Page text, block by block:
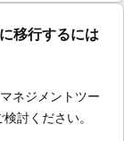
移行するには
ネジメントツー
討ください。